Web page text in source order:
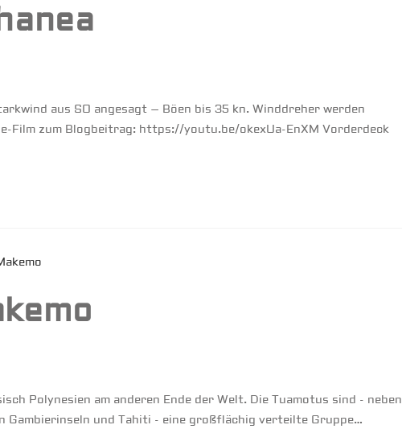
aus SO angesagt – Böen bis 35 kn. Winddreher werden
Film zum Blogbeitrag: https://youtu.be/okexUa-EnXM Vorderdeck
Polynesien am anderen Ende der Welt. Die Tuamotus sind - neben
Gambierinseln und Tahiti - eine großflächig verteilte Gruppe…